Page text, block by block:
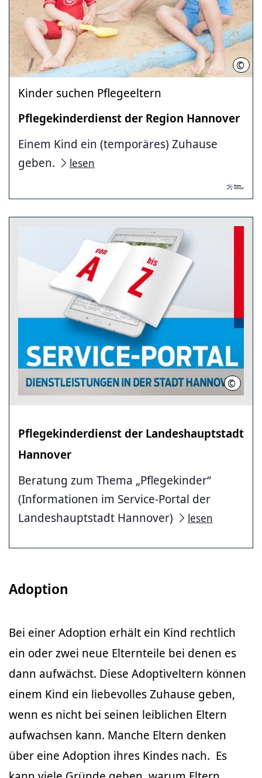
©
Kinder suchen Pflegeeltern
Pflegekinderdienst der Region Hannover
Einem Kind ein (temporäres) Zuhause
geben.
lesen
© LHH
Pflegekinderdienst der Landeshauptstadt
Hannover
Beratung zum Thema „Pflegekinder“
(Informationen im Service-Portal der
Landeshauptstadt Hannover)
lesen
Adoption
Bei einer Adoption erhält ein Kind rechtlich
ein oder zwei neue Elternteile bei denen es
dann aufwächst. Diese Adoptiveltern können
einem Kind ein liebevolles Zuhause geben,
wenn es nicht bei seinen leiblichen Eltern
aufwachsen kann. Manche Eltern denken
über eine Adoption ihres Kindes nach. Es